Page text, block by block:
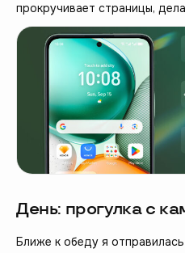
прокручивает страницы,
День: прогулка с
Ближе к обеду я